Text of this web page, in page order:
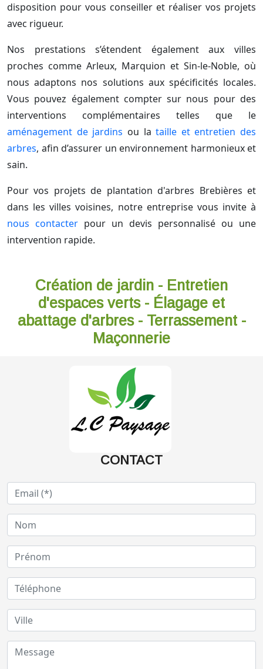
disposition pour vous conseiller et réaliser vos projets
avec rigueur.
Nos prestations s’étendent également aux villes
proches comme Arleux, Marquion et Sin-le-Noble, où
nous adaptons nos solutions aux spécificités locales.
Vous pouvez également compter sur nous pour des
interventions complémentaires telles que le
aménagement de jardins ou lataille et entretien des
arbres, afin d’assurer un environnement harmonieux et
sain.
Pour vos projets de plantation d'arbres Brebières et
dans les villes voisines, notre entreprise vous invite à
nous contacter pour un devis personnalisé ou une
intervention rapide.
Création de jardin - Entretien
d'espaces verts - Élagage et
abattage d'arbres - Terrassement -
Maçonnerie
CONTACT